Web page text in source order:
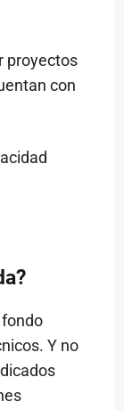
proyectos
con
fondo
Y no